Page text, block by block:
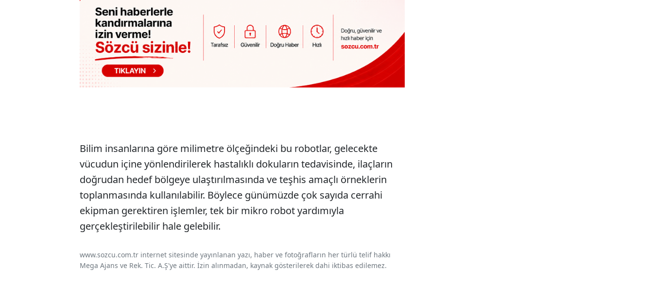
Bilim insanlarına göre milimetre ölçeğindeki bu robotlar, gelecekte
vücudun içine yönlendirilerek hastalıklı dokuların tedavisinde, ilaçların
doğrudan hedef bölgeye ulaştırılmasında ve teşhis amaçlı örneklerin
toplanmasında kullanılabilir. Böylece günümüzde çok sayıda cerrahi
ekipman gerektiren işlemler, tek bir mikro robot yardımıyla
gerçekleştirilebilir hale gelebilir.
www.sozcu.com.tr internet sitesinde yayınlanan yazı, haber ve fotoğrafların her türlü telif hakkı
Mega Ajans ve Rek. Tic. A.Ş'ye aittir. İzin alınmadan, kaynak gösterilerek dahi iktibas edilemez.